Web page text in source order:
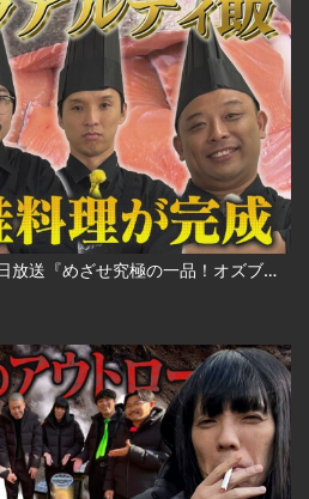
オズブラウン #81 11月16日放送『めざせ究極の一品！オズブラアルティ飯（後編）』